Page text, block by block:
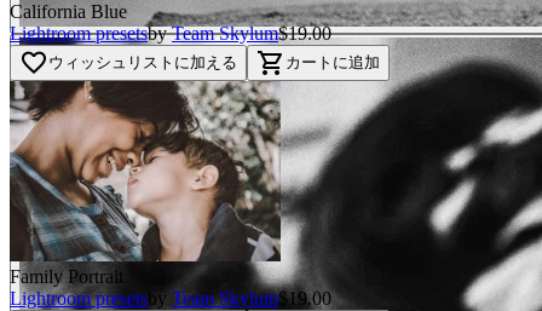
California Blue
Lightroom presetsby Team Skylum$19.00
favorite_border ウィッシュリストに加える shopping_cart カートに追加
Family Portrait
Lightroom presets by Team Skylum$19.00